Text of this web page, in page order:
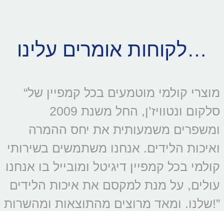
לקוחות אומרים עלינו…
“מוצרי קולמי מוטמעים בכל קמפיין של
סלקום ונטוויז’ן, החל משנת 2009
ומשפרים משמעותית את יחס ההמרה
ואיכות הלידים. אנחנו משתמשים בשירותי
קולמי בכל קמפיין דיגיטל ומובייל בו אנחנו
עולים, על מנת למקסם את איכות הלידים
שלנו. ומאד מרוצים מהתוצאות ומהשרות!”